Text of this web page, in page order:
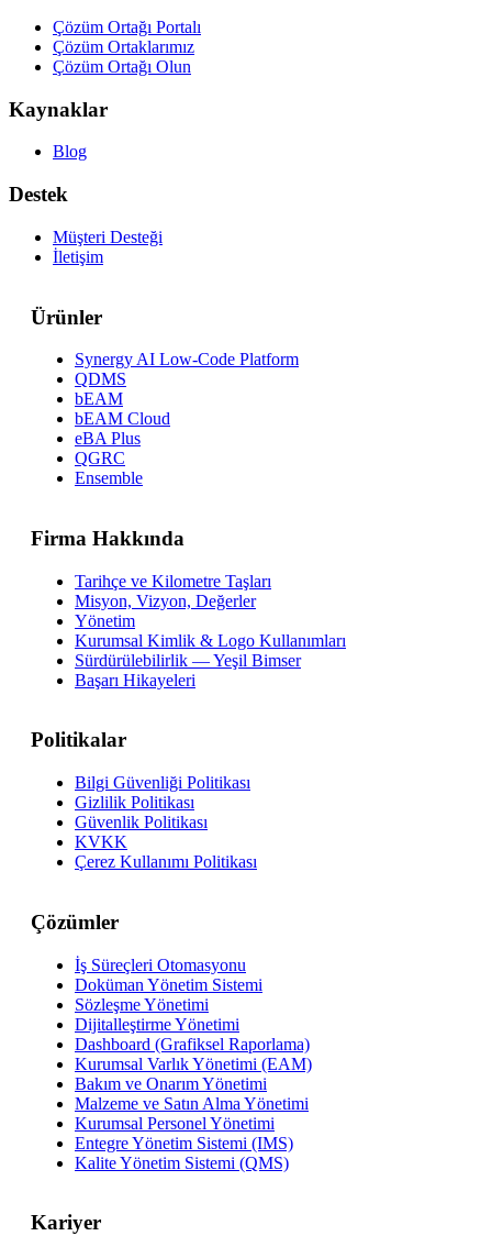
Çözüm Ortağı Portalı
Çözüm Ortaklarımız
Çözüm Ortağı Olun
Kaynaklar
Blog
Destek
Müşteri Desteği
İletişim
Ürünler
Synergy AI Low-Code Platform
QDMS
bEAM
bEAM Cloud
eBA Plus
QGRC
Ensemble
Firma Hakkında
Tarihçe ve Kilometre Taşları
Misyon, Vizyon, Değerler
Yönetim
Kurumsal Kimlik & Logo Kullanımları
Sürdürülebilirlik — Yeşil Bimser
Başarı Hikayeleri
Politikalar
Bilgi Güvenliği Politikası
Gizlilik Politikası
Güvenlik Politikası
KVKK
Çerez Kullanımı Politikası
Çözümler
İş Süreçleri Otomasyonu
Doküman Yönetim Sistemi
Sözleşme Yönetimi
Dijitalleştirme Yönetimi
Dashboard (Grafiksel Raporlama)
Kurumsal Varlık Yönetimi (EAM)
Bakım ve Onarım Yönetimi
Malzeme ve Satın Alma Yönetimi
Kurumsal Personel Yönetimi
Entegre Yönetim Sistemi (IMS)
Kalite Yönetim Sistemi (QMS)
Kariyer